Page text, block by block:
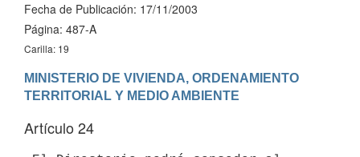
Fecha de Publicación: 17/11/2003
Página: 487-A
Carilla: 19
MINISTERIO DE VIVIENDA, ORDENAMIENTO
TERRITORIAL Y MEDIO AMBIENTE
Artículo 24